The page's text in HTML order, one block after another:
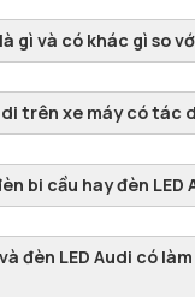
gì và có khác gì so
trên xe máy có tác
bi cầu hay đèn LED
đèn LED Audi có